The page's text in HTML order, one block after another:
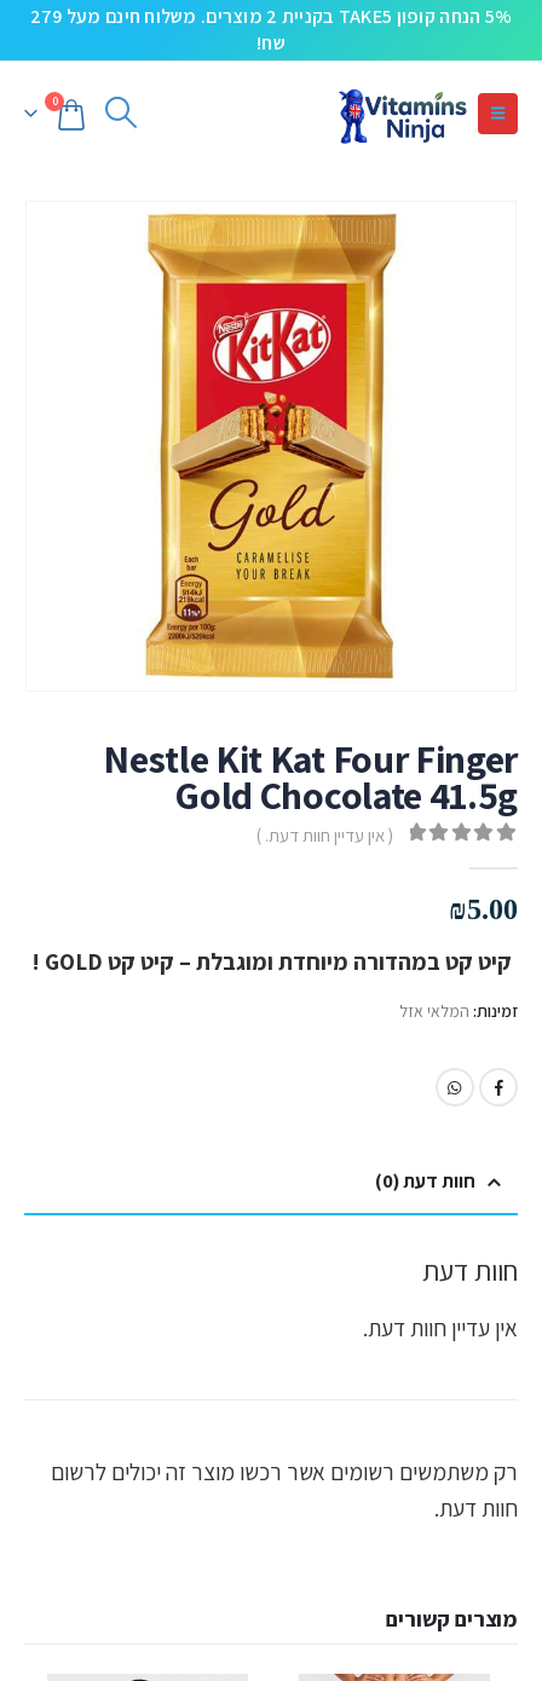
5% הנחה קופון TAKE5 בקניית 2 מוצרים. משלוח חינם מעל 279
שח!
0
Nestle Kit Kat Four Finger
Gold Chocolate 41.5g
( אין עדיין חוות דעת. )
₪5.00
קיט קט במהדורה מיוחדת ומוגבלת – קיט קט GOLD !
זמינות: המלאי אזל
חוות דעת (0)
חוות דעת
אין עדיין חוות דעת.
רק משתמשים רשומים אשר רכשו מוצר זה יכולים לרשום
חוות דעת.
מוצרים קשורים